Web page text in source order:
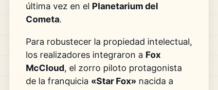
última vez en el Planetarium del
Cometa.
Para robustecer la propiedad intelectual,
los realizadores integraron a Fox
McCloud, el zorro piloto protagonista
de la franquicia «Star Fox»nacida a